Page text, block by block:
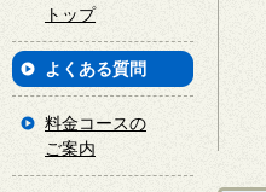
トップ
よくある質問
料金コースの
ご案内